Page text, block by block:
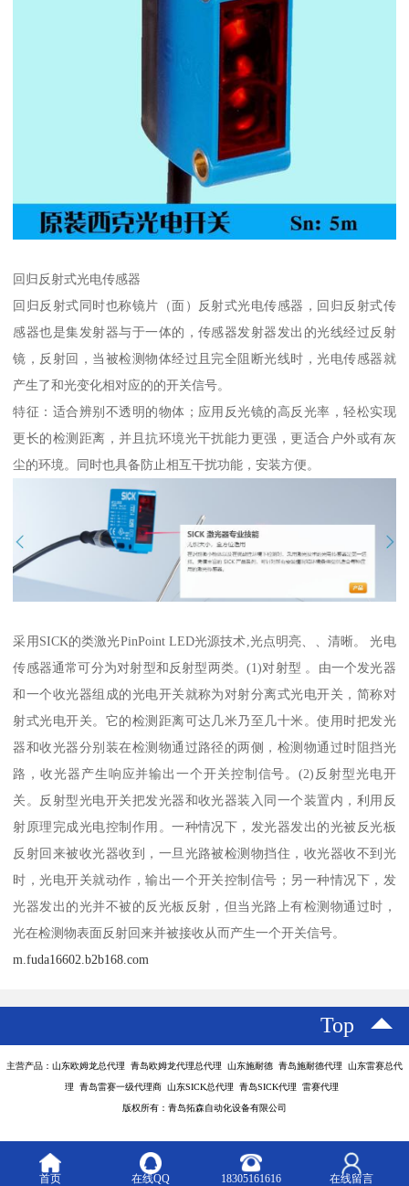
回归反射式光电传感器
回归反射式同时也称镜片（面）反射式光电传感器，回归反射式传
感器也是集发射器与于一体的，传感器发射器发出的光线经过反射
镜，反射回，当被检测物体经过且完全阻断光线时，光电传感器就
产生了和光变化相对应的的开关信号。
特征：适合辨别不透明的物体；应用反光镜的高反光率，轻松实现
更长的检测距离，并且抗环境光干扰能力更强，更适合户外或有灰
尘的环境。同时也具备防止相互干扰功能，安装方便。
采用SICK的类激光PinPoint LED光源技术,光点明亮、、清晰。 光电
传感器通常可分为对射型和反射型两类。(1)对射型 。由一个发光器
和一个收光器组成的光电开关就称为对射分离式光电开关，简称对
射式光电开关。它的检测距离可达几米乃至几十米。使用时把发光
器和收光器分别装在检测物通过路径的两侧，检测物通过时阻挡光
路，收光器产生响应并输出一个开关控制信号。(2)反射型光电开
关。反射型光电开关把发光器和收光器装入同一个装置内，利用反
射原理完成光电控制作用。一种情况下，发光器发出的光被反光板
反射回来被收光器收到，一旦光路被检测物挡住，收光器收不到光
时，光电开关就动作，输出一个开关控制信号；另一种情况下，发
光器发出的光并不被的反光板反射，但当光路上有检测物通过时，
光在检测物表面反射回来并被接收从而产生一个开关信号。
m.fuda16602.b2b168.com
Top
主营产品：山东欧姆龙总代理 青岛欧姆龙代理总代理 山东施耐德 青岛施耐德代理 山东雷赛总代
理 青岛雷赛一级代理商 山东SICK总代理 青岛SICK代理 雷赛代理
版权所有：青岛拓森自动化设备有限公司
首页 在线QQ 18305161616 在线留言